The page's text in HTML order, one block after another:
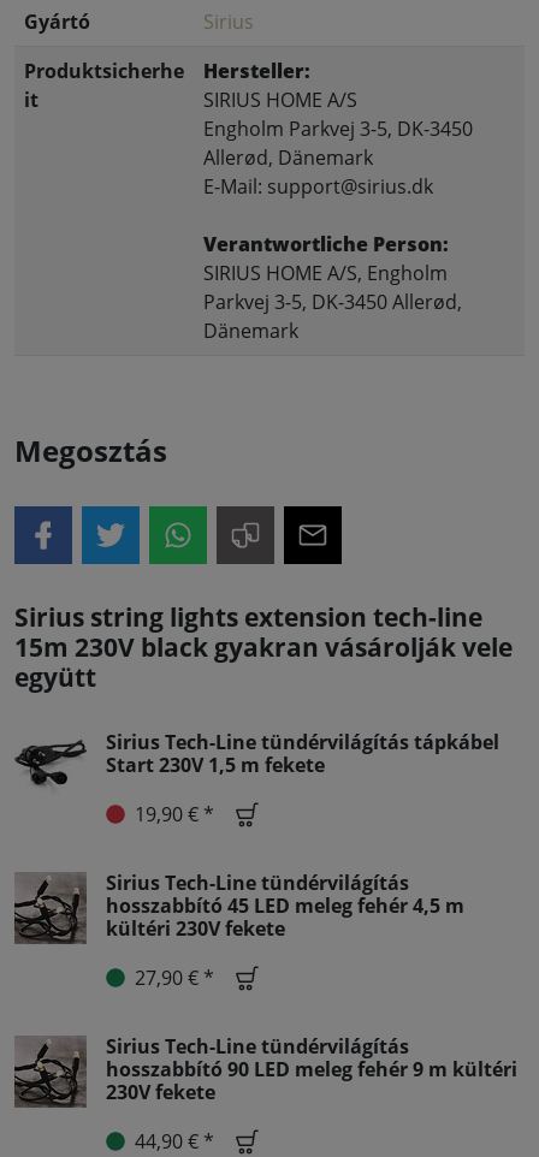
Gyártó
Sirius
Produktsicherhe
it
Hersteller:
SIRIUS HOME A/S
Engholm Parkvej 3-5, DK-3450
Allerød, Dänemark
E-Mail: support@sirius.dk
Verantwortliche Person:
SIRIUS HOME A/S, Engholm
Parkvej 3-5, DK-3450 Allerød,
Dänemark
Megosztás
Sirius string lights extension tech-line
15m 230V black gyakran vásárolják vele
együtt
Sirius Tech-Line tündérvilágítás tápkábel
Start 230V 1,5 m fekete
19,90 € *
Sirius Tech-Line tündérvilágítás
hosszabbító 45 LED meleg fehér 4,5 m
kültéri 230V fekete
27,90 € *
Sirius Tech-Line tündérvilágítás
hosszabbító 90 LED meleg fehér 9 m kültéri
230V fekete
44,90 € *